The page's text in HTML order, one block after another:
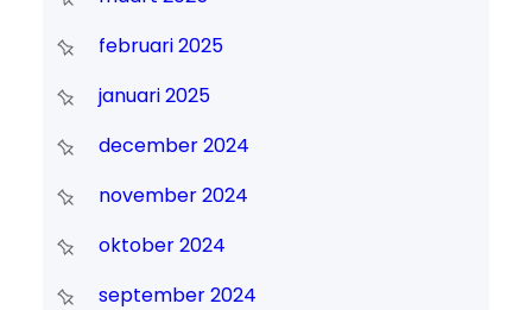
februari 2025
januari 2025
december 2024
november 2024
oktober 2024
september 2024